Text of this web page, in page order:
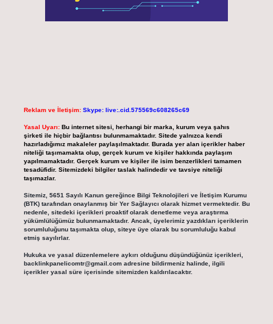
Reklam ve İletişim: Skype: live:.cid.575569c608265c69
Yasal Uyarı: Bu internet sitesi, herhangi bir marka, kurum veya şahıs
şirketi ile hiçbir bağlantısı bulunmamaktadır. Sitede yalnızca kendi
hazırladığımız makaleler paylaşılmaktadır. Burada yer alan içerikler haber
niteliği taşımamakta olup, gerçek kurum ve kişiler hakkında paylaşım
yapılmamaktadır. Gerçek kurum ve kişiler ile isim benzerlikleri tamamen
tesadüfidir. Sitemizdeki bilgiler taslak halindedir ve tavsiye niteliği
taşımazlar.
Sitemiz, 5651 Sayılı Kanun gereğince Bilgi Teknolojileri ve İletişim Kurumu
(BTK) tarafından onaylanmış bir Yer Sağlayıcı olarak hizmet vermektedir. Bu
nedenle, sitedeki içerikleri proaktif olarak denetleme veya araştırma
yükümlülüğümüz bulunmamaktadır. Ancak, üyelerimiz yazdıkları içeriklerin
sorumluluğunu taşımakta olup, siteye üye olarak bu sorumluluğu kabul
etmiş sayılırlar.
Hukuka ve yasal düzenlemelere aykırı olduğunu düşündüğünüz içerikleri,
backlinkpanelicomtr@gmail.comadresine bildirmeniz halinde, ilgili
içerikler yasal süre içerisinde sitemizden kaldırılacaktır.